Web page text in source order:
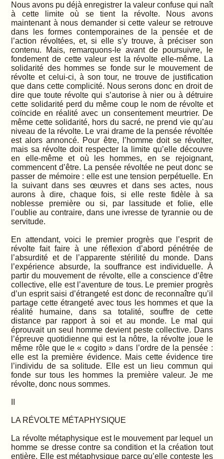
Nous avons pu déjà enregistrer la valeur confuse qui naît
à cette limite où se tient la révolte. Nous avons
maintenant à nous demander si cette valeur se retrouve
dans les formes contemporaines de la pensée et de
l’action révoltées, et, si elle s’y trouve, à préciser son
contenu. Mais, remarquons-le avant de poursuivre, le
fondement de cette valeur est la révolte elle-même. La
solidarité des hommes se fonde sur le mouvement de
révolte et celui-ci, à son tour, ne trouve de justification
que dans cette complicité. Nous serons donc en droit de
dire que toute révolte qui s’autorise à nier ou à détruire
cette solidarité perd du même coup le nom de révolte et
coïncide en réalité avec un consentement meurtrier. De
même cette solidarité, hors du sacré, ne prend vie qu’au
niveau de la révolte. Le vrai drame de la pensée révoltée
est alors annoncé. Pour être, l’homme doit se révolter,
mais sa révolte doit respecter la limite qu’elle découvre
en elle-même et où les hommes, en se rejoignant,
commencent d’être. La pensée révoltée ne peut donc se
passer de mémoire : elle est une tension perpétuelle. En
la suivant dans ses œuvres et dans ses actes, nous
aurons à dire, chaque fois, si elle reste fidèle à sa
noblesse première ou si, par lassitude et folie, elle
l’oublie au contraire, dans une ivresse de tyrannie ou de
servitude.
En attendant, voici le premier progrès que l’esprit de
révolte fait faire à une réflexion d’abord pénétrée de
l’absurdité et de l’apparente stérilité du monde. Dans
l’expérience absurde, la souffrance est individuelle. À
partir du mouvement de révolte, elle a conscience d’être
collective, elle est l’aventure de tous. Le premier progrès
d’un esprit saisi d’étrangeté est donc de reconnaître qu’il
partage cette étrangeté avec tous les hommes et que la
réalité humaine, dans sa totalité, souffre de cette
distance par rapport à soi et au monde. Le mal qui
éprouvait un seul homme devient peste collective. Dans
l’épreuve quotidienne qui est la nôtre, la révolte joue le
même rôle que le « cogito » dans l’ordre de la pensée :
elle est la première évidence. Mais cette évidence tire
l’individu de sa solitude. Elle est un lieu commun qui
fonde sur tous les hommes la première valeur. Je me
révolte, donc nous sommes.
LA RÉVOLTE MÉTAPHYSIQUE
La révolte métaphysique est le mouvement par lequel un
homme se dresse contre sa condition et la création tout
entière. Elle est métaphysique parce qu’elle conteste les